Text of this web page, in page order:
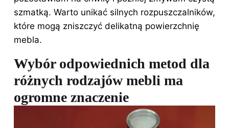
szmatką. Warto unikać silnych rozpuszczalników,
które mogą zniszczyć delikatną powierzchnię
mebla.
Wybór odpowiednich metod dla
różnych rodzajów mebli ma
ogromne znaczenie